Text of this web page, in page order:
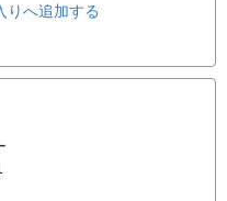
りへ追加する